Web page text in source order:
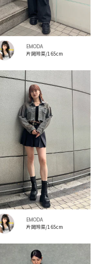
EMODA
片岡玲菜/165cm
EMODA
片岡玲菜/165cm